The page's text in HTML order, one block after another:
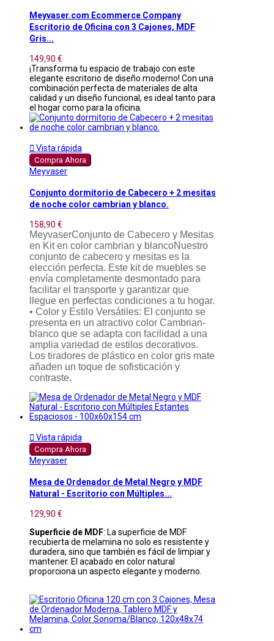
Meyvaser.com Ecommerce Company
Escritorio de Oficina con 3 Cajones, MDF
Gris...
149,90 €
¡Transforma tu espacio de trabajo con este
elegante escritorio de diseño moderno! Con una
combinación perfecta de materiales de alta
calidad y un diseño funcional, es ideal tanto para
el hogar como para la oficina.
 Vista rápida
Compra Ahora
Meyvaser
Conjunto dormitorio de Cabecero + 2 mesitas
de noche color cambrian y blanco.
158,90 €
MeyvaserConjunto de Cabecero y Mesitas
en Kit en color cambrian y blancoNuestro
conjunto de cabecero y mesitas es la
elección perfecta. Este kit de muebles se
envía completamente desmontado para
facilitar el transporte y garantizar que
llegue en perfectas condiciones a tu hogar.
• Color y Estilo Versátiles: El conjunto se
presenta en un atractivo color Cambrian-
blanco que se adapta con facilidad a una
amplia variedad de estilos decorativos.
Los tiradores de plástico en color gris mate
añaden un toque de sofisticación y
contraste.
 Vista rápida
Compra Ahora
Meyvaser
Mesa de Ordenador de Metal Negro y MDF
Natural - Escritorio con Múltiples...
129,90 €
Superficie de MDF: La superficie de MDF
recubierta de melamina no solo es resistente y
duradera, sino que también es fácil de limpiar y
mantener. El acabado en color natural
proporciona un aspecto elegante y moderno.